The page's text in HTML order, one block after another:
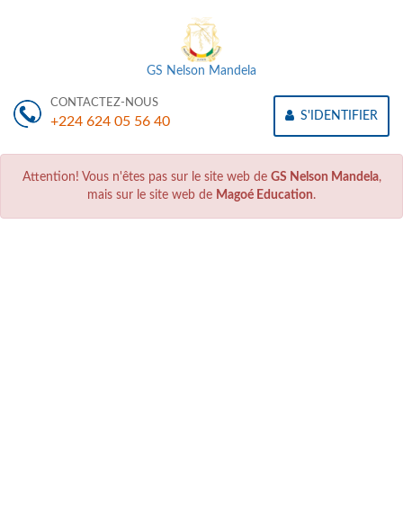
GS Nelson Mandela
CONTACTEZ-NOUS
+224 624 05 56 40 S'IDENTIFIER
Attention! Vous n'êtes pas sur le site web de GS Nelson Mandela,
mais sur le site web de Magoé Education.